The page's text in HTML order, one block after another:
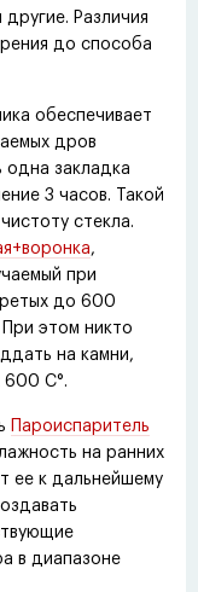
другие. Различия
до способа
обеспечивает
дров
одна закладка
3 часов. Такой
стекла.
,
при
до 600
этом никто
на камни,
600 С°.
Пароиспаритель
на ранних
ее к дальнейшему
в диапазоне